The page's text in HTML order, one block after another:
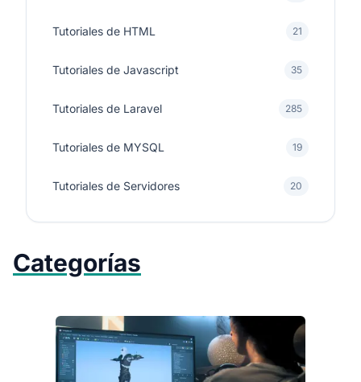
Tutoriales de HTML 21
Tutoriales de Javascript 35
Tutoriales de Laravel 285
Tutoriales de MYSQL 19
Tutoriales de Servidores 20
Categorías